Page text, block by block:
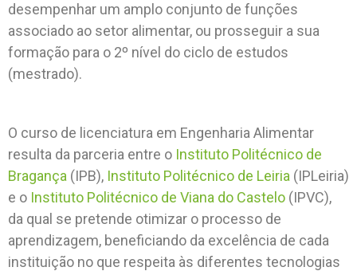
desempenhar um amplo conjunto de funções
associado ao setor alimentar, ou prosseguir a sua
formação para o 2º nível do ciclo de estudos
(mestrado).
O curso de licenciatura em Engenharia Alimentar
resulta da parceria entre o Instituto Politécnico de
Bragança (IPB), Instituto Politécnico de Leiria (IPLeiria)
e o Instituto Politécnico de Viana do Castelo (IPVC),
da qual se pretende otimizar o processo de
aprendizagem, beneficiando da excelência de cada
instituição no que respeita às diferentes tecnologias